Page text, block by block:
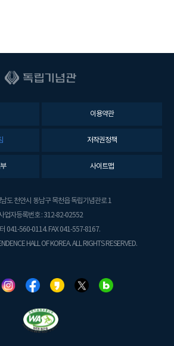
이용약관
저작권정책
사이트맵
도 천안시 동남구 목천읍 독립기념관로 1
업자등록번호 : 312-82-02552
041-560-0114. FAX 041-557-8167.
HALL OF KOREA. ALL RIGHTS RESERVED.